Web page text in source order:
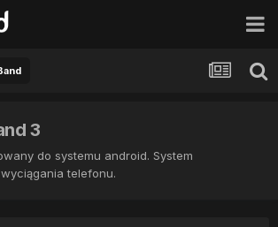
3
do systemu android. System
telefonu.